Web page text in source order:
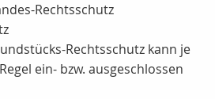
Rechtsschutz
Rechtsschutz kann je
ein- bzw. ausgeschlossen